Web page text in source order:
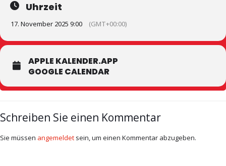
Uhrzeit
17. November 2025 9:00 (GMT+00:00)
APPLE KALENDER.APP
GOOGLE CALENDAR
Schreiben Sie einen Kommentar
Sie müssen angemeldet sein, um einen Kommentar abzugeben.